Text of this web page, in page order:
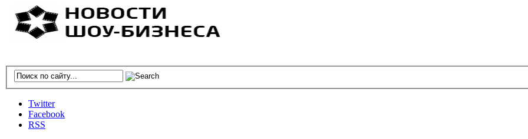
Twitter
Facebook
RSS